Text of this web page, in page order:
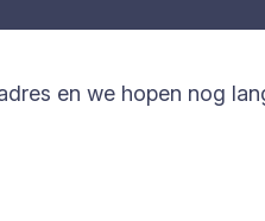
en we hopen nog